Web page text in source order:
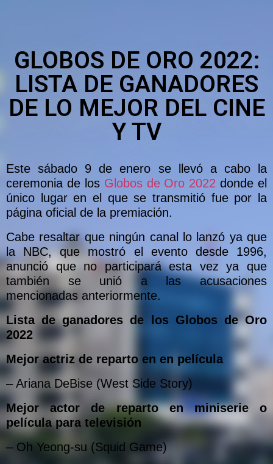
GLOBOS DE ORO 2022:
LISTA DE GANADORES
DE LO MEJOR DEL CINE
Y TV
Este sábado 9 de enero se llevó a cabo la
ceremonia de los Globos de Oro 2022 donde el
único lugar en el que se transmitió fue por la
página oficial de la premiación.
Cabe resaltar que ningún canal lo lanzó ya que
la NBC, que mostró el evento desde 1996,
anunció que no participará esta vez ya que
también se unió a las acusaciones
mencionadas anteriormente.
Lista de ganadores de los Globos de Oro
2022
Mejor actriz de reparto en en película
– Ariana DeBise (West Side Story)
Mejor actor de reparto en miniserie o
película para televisión
– Oh Yeong-su (Squid Game)